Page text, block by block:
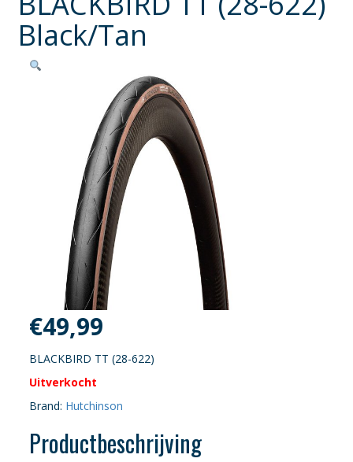
Black/Tan
€49,99
BLACKBIRD TT (28-622)
Uitverkocht
Brand: Hutchinson
Productbeschrijving